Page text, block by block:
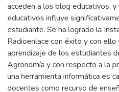
acceden a los blog educativos,
educativos influye
estudiante. Se ha logrado la
Radioenlace con éxito y con
aprendizaje de los estudiantes
Agronomía y con respecto a la
una herramienta informática es
docentes como recurso de